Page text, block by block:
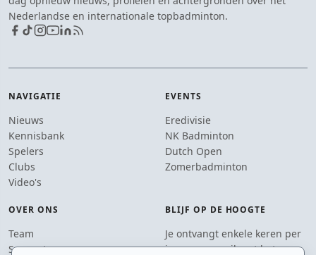
Nederlandse en internationale topbadminton.
NAVIGATIE
Nieuws
Kennisbank
Spelers
Clubs
Video's
EVENTS
Eredivisie
NK Badminton
Dutch Open
Zomerbadminton
OVER ONS
Team
Supporters
BLIJF OP DE HOOGTE
Je ontvangt enkele keren per
jaar een e-mail met het